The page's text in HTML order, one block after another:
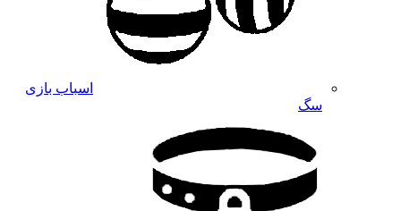
اسباب بازی
سگ